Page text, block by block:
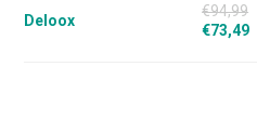
Deloox
€94,99
€73,49